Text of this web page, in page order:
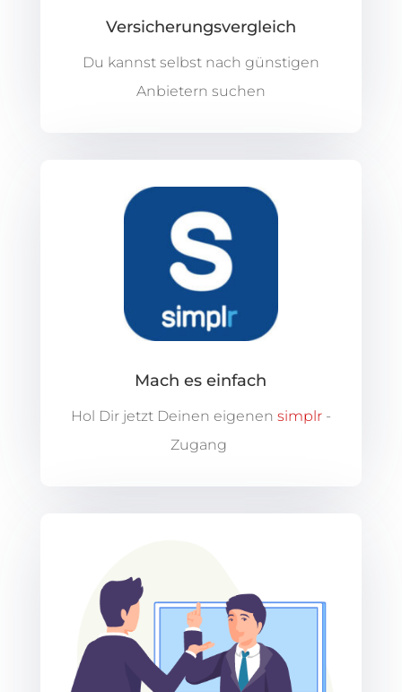
Versicherungsvergleich
Du kannst selbst nach günstigen
Anbietern suchen
Mach es einfach
Hol Dir jetzt Deinen eigenen simplr-
Zugang